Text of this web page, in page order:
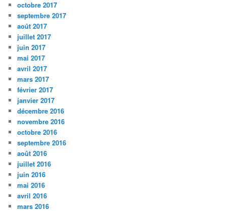
octobre 2017
septembre 2017
août 2017
juillet 2017
juin 2017
mai 2017
avril 2017
mars 2017
février 2017
janvier 2017
décembre 2016
novembre 2016
octobre 2016
septembre 2016
août 2016
juillet 2016
juin 2016
mai 2016
avril 2016
mars 2016